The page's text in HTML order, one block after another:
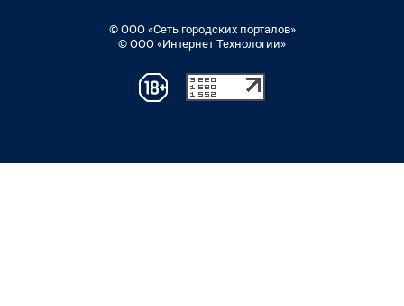
© ООО «Сеть городских порталов»
© ООО «Интернет Технологии»